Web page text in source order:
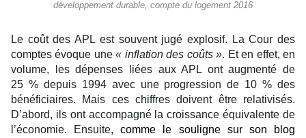
développement durable, compte du logement 2016
Le coût des APL est souvent jugé explosif. La Cour des
comptes évoque une« inflation des coûts ». Et en effet, en
volume, les dépenses liées aux APL ont augmenté de
25 % depuis 1994 avec une progression de 10 % des
bénéficiaires. Mais ces chiffres doivent être relativisés.
D’abord, ils ont accompagné la croissance équivalente de
l’économie. Ensuite,comme le souligne sur son blog